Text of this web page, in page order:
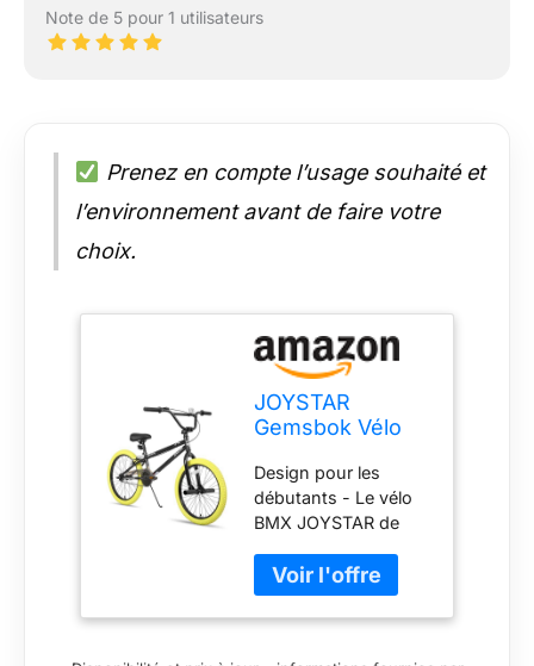
Note de 5 pour 1 utilisateurs
Prenez en compte l’usage souhaité et
l’environnement avant de faire votre
choix.
JOYSTAR
Gemsbok Vélo
20" pour
garçons et filles
âgés de 7 à 11
ans, vélo pour
enfants, 20",
jaune
Design pour les
débutants - Le vélo
BMX JOYSTAR de
premier vélo BMX
pour les jeunes
conducteurs qui offre